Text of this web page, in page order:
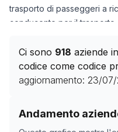
trasporto di passeggeri a
conducente per il trasporto
gestione di funivie,
Ci sono 918 aziende
codice come codice
aggiornamento: 23/
Andamento
Storico numero di
Data